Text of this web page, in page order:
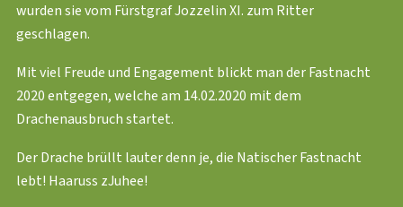
wurden sie vom Fürstgraf Jozzelin XI. zum Ritter
geschlagen.
Mit viel Freude und Engagement blickt man der Fastnacht
2020 entgegen, welche am 14.02.2020 mit dem
Drachenausbruch startet.
Der Drache brüllt lauter denn je, die Natischer Fastnacht
lebt! Haaruss zJuhee!